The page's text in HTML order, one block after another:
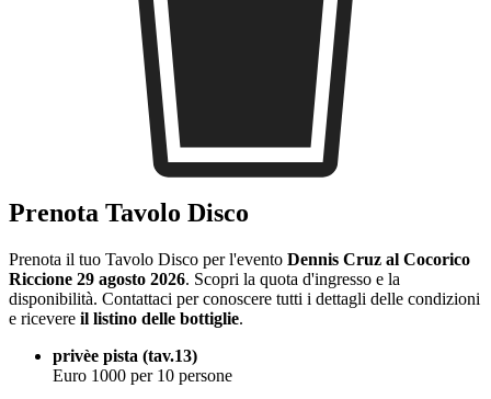
Prenota Tavolo Disco
Prenota il tuo Tavolo Disco per l'evento Dennis Cruz al Cocorico
Riccione 29 agosto 2026. Scopri la quota d'ingresso e la
disponibilità. Contattaci per conoscere tutti i dettagli delle condizioni
e ricevere il listino delle bottiglie.
privèe pista (tav.13)
Euro 1000 per 10 persone